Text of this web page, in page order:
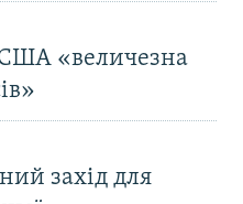
«величезна
захід для